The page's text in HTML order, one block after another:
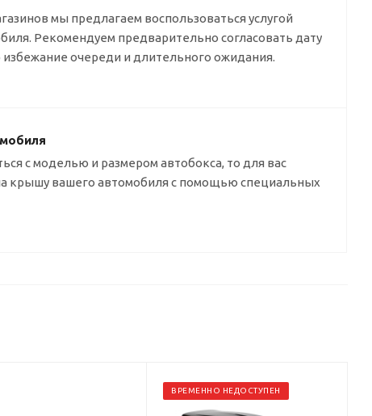
мы предлагаем воспользоваться услугой
Рекомендуем предварительно согласовать дату
очереди и длительного ожидания.
с моделью и размером автобокса, то для вас
крышу вашего автомобиля с помощью специальных
ВРЕМЕННО НЕДОСТУПЕН